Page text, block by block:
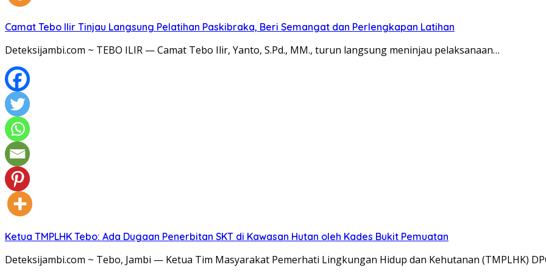
Camat Tebo Ilir Tinjau Langsung Pelatihan Paskibraka, Beri Semangat dan Perlengkapan Latihan
Deteksijambi.com ~ TEBO ILIR — Camat Tebo Ilir, Yanto, S.Pd., MM., turun langsung meninjau pelaksanaan…
Ketua TMPLHK Tebo: Ada Dugaan Penerbitan SKT di Kawasan Hutan oleh Kades Bukit Pemuatan
Deteksijambi.com ~ Tebo, Jambi — Ketua Tim Masyarakat Pemerhati Lingkungan Hidup dan Kehutanan (TMPLHK)